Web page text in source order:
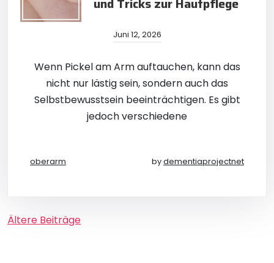
Juni 12, 2026
Wenn Pickel am Arm auftauchen, kann das
nicht nur lästig sein, sondern auch das
Selbstbewusstsein beeinträchtigen. Es gibt
jedoch verschiedene
oberarm bydementiaprojectnet
Beitragsnavigation
Ältere Beiträge